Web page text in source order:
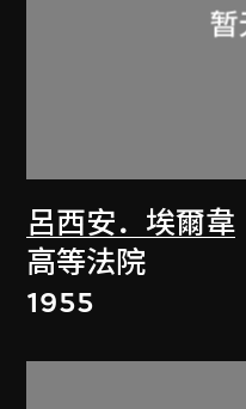
呂西安．埃爾韋
高等法院
1955